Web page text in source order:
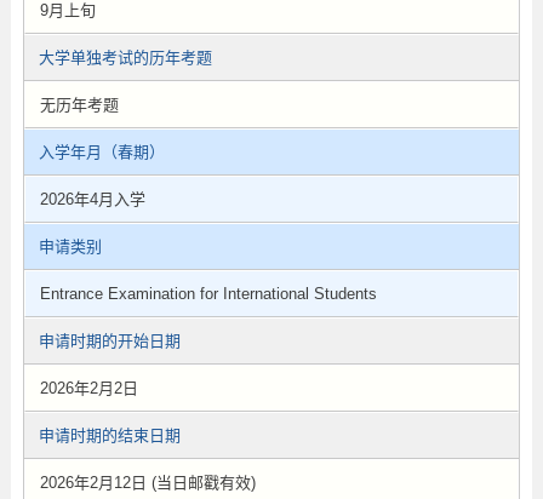
9月上旬
大学单独考试的历年考题
无历年考题
入学年月（春期）
2026年4月入学
申请类别
Entrance Examination for International Students
申请时期的开始日期
2026年2月2日
申请时期的结束日期
2026年2月12日 (当日邮戳有效)